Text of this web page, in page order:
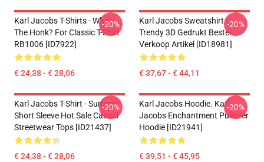
Karl Jacobs T-Shirts - What
The Honk? For Classic T-Shirt
RB1006 [ID7922]
€ 24,38 - € 28,06
-20%
Karl Jacobs Sweatshirt -
Trendy 3D Gedrukt Beste-
Verkoop Artikel [ID18981]
€ 37,67 - € 44,11
-20%
Karl Jacobs T-Shirt - Summer
Short Sleeve Hot Sale Casual
Streetwear Tops [ID21437]
€ 24,38 - € 28,06
-20%
Karl Jacobs Hoodie. Karl
Jacobs Enchantment Pullover
Hoodie [ID21941]
€ 39,51 - € 45,95
-20%